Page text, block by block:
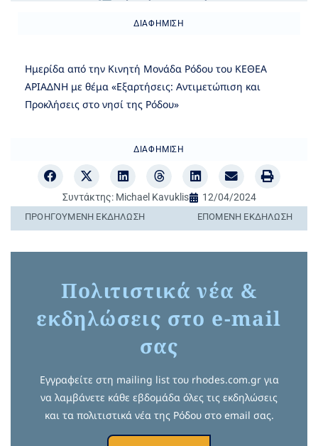
ΔΙΑΦΉΜΙΣΗ
Ημερίδα από την Κινητή Μονάδα Ρόδου του ΚΕΘΕΑ
ΑΡΙΑΔΝΗ με θέμα «Εξαρτήσεις: Αντιμετώπιση και
Προκλήσεις στο νησί της Ρόδου»
ΔΙΑΦΉΜΙΣΗ
Συντάκτης:Michael Kavuklis 12/04/2024
ΠΡΟΗΓΟΎΜΕΝΗ ΕΚΔΉΛΩΣΗ ΕΠΌΜΕΝΗ ΕΚΔΉΛΩΣΗ
Πολιτιστικά νέα &
εκδηλώσεις στο e-mail
σας
Εγγραφείτε στη mailing list του rhodes.com.gr για
να λαμβάνετε κάθε εβδομάδα όλες τις εκδηλώσεις
και τα πολιτιστικά νέα της Ρόδου στο email σας.